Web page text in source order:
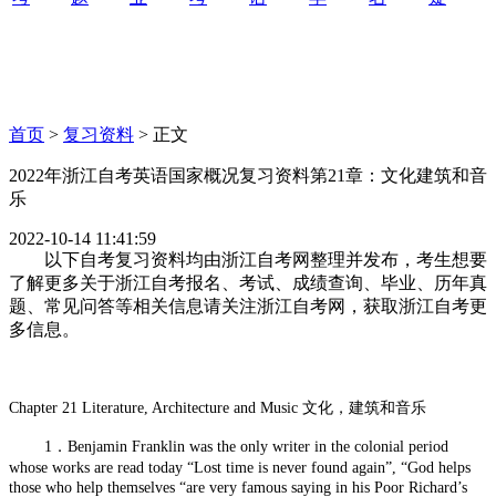
首页 > 复习资料 > 正文
2022年浙江自考英语国家概况复习资料第21章：文化建筑和音
乐
2022-10-14 11:41:59
以下自考复习资料均由浙江自考网整理并发布，考生想要
了解更多关于浙江自考报名、考试、成绩查询、毕业、历年真
题、常见问答等相关信息请关注浙江自考网，获取浙江自考更
多信息。
Chapter 21 Literature, Architecture and Music 文化，建筑和音乐
1．Benjamin Franklin was the only writer in the colonial period
whose works are read today “Lost time is never found again”, “God helps
those who help themselves “are very famous saying in his Poor Richard’s